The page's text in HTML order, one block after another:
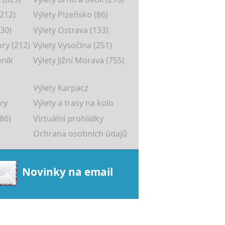
Výlety Plzeňsko (86)
Výlety Ostrava (133)
(212) Výlety Vysočina (251)
Výlety Jižní Morava (755)
Výlety Karpacz
Výlety a trasy na kolo
Virtuální prohlídky
Ochrana osobních údajů
Novinky na email